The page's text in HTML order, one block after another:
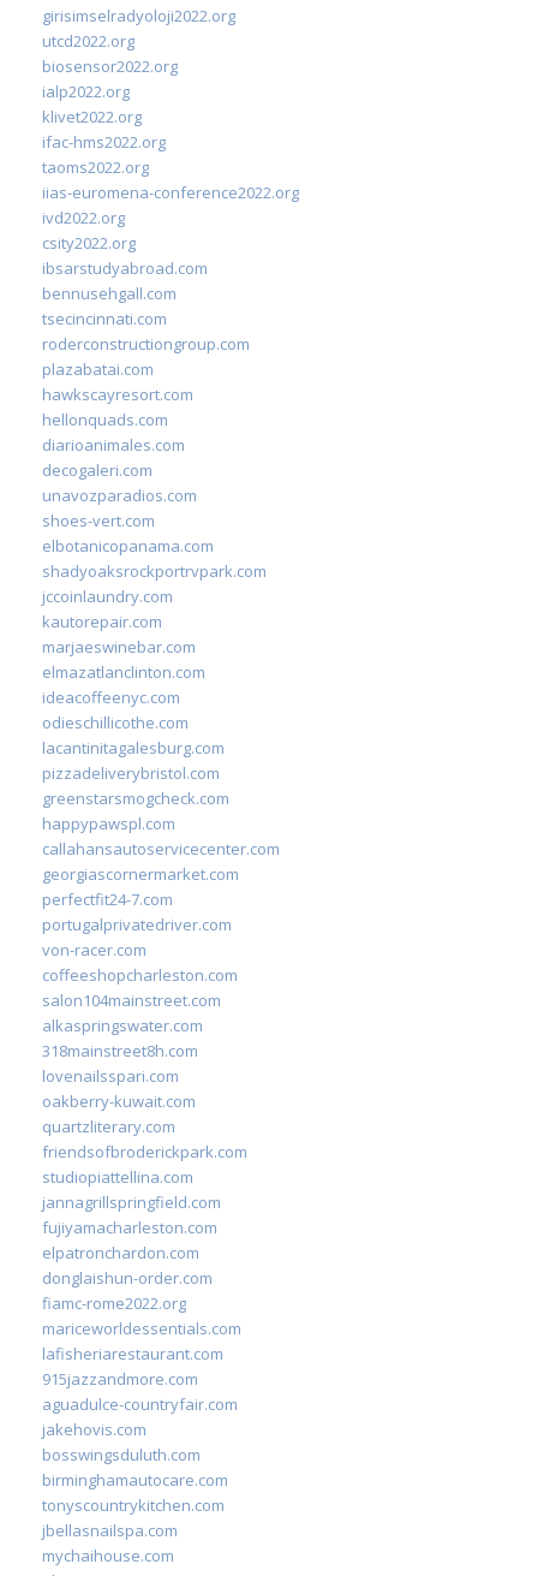
girisimselradyoloji2022.org
utcd2022.org
biosensor2022.org
ialp2022.org
klivet2022.org
ifac-hms2022.org
taoms2022.org
iias-euromena-conference2022.org
ivd2022.org
csity2022.org
ibsarstudyabroad.com
bennusehgall.com
tsecincinnati.com
roderconstructiongroup.com
plazabatai.com
hawkscayresort.com
hellonquads.com
diarioanimales.com
decogaleri.com
unavozparadios.com
shoes-vert.com
elbotanicopanama.com
shadyoaksrockportrvpark.com
jccoinlaundry.com
kautorepair.com
marjaeswinebar.com
elmazatlanclinton.com
ideacoffeenyc.com
odieschillicothe.com
lacantinitagalesburg.com
pizzadeliverybristol.com
greenstarsmogcheck.com
happypawspl.com
callahansautoservicecenter.com
georgiascornermarket.com
perfectfit24-7.com
portugalprivatedriver.com
von-racer.com
coffeeshopcharleston.com
salon104mainstreet.com
alkaspringswater.com
318mainstreet8h.com
lovenailsspari.com
oakberry-kuwait.com
quartzliterary.com
friendsofbroderickpark.com
studiopiattellina.com
jannagrillspringfield.com
fujiyamacharleston.com
elpatronchardon.com
donglaishun-order.com
fiamc-rome2022.org
mariceworldessentials.com
lafisheriarestaurant.com
915jazzandmore.com
aguadulce-countryfair.com
jakehovis.com
bosswingsduluth.com
birminghamautocare.com
tonyscountrykitchen.com
jbellasnailspa.com
mychaihouse.com